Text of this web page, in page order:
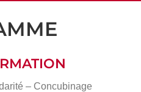
– Concubinage